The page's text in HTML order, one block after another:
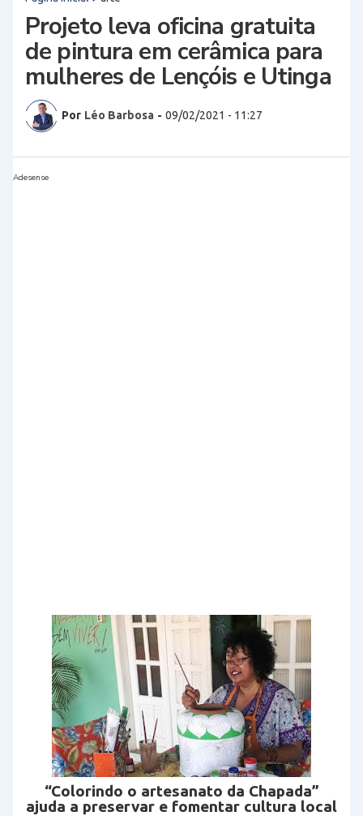
Projeto leva oficina gratuita
de pintura em cerâmica para
mulheres de Lençóis e Utinga
Por Léo Barbosa - 09/02/2021 - 11:27
Adesense
“Colorindo o artesanato da Chapada”
ajuda a preservar e fomentar cultura local